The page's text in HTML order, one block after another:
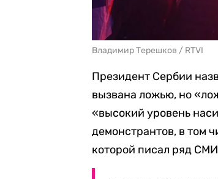
Владимир Терешков / RTVI
Президент Сербии
вызвана ложью, но
«высокий уровень
демонстрантов, в том
которой писал ряд